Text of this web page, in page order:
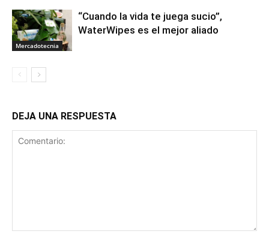
Mercadotecnia
“Cuando la vida te juega sucio”,
WaterWipes es el mejor aliado
DEJA UNA RESPUESTA